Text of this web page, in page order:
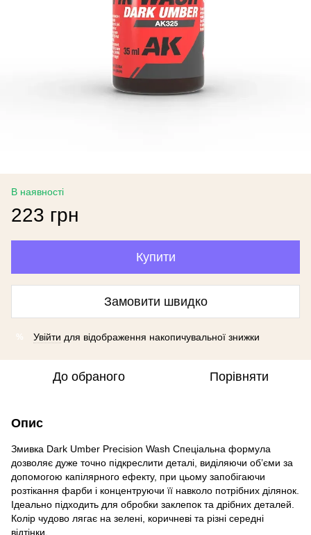
В наявності
223 грн
Купити
Замовити швидко
% Увійти для відображення накопичувальної знижки
До обраного Порівняти
Опис
Змивка Dark Umber Precision Wash Спеціальна формула
дозволяє дуже точно підкреслити деталі, виділяючи об’єми за
допомогою капілярного ефекту, при цьому запобігаючи
розтікання фарби і концентруючи її навколо потрібних ділянок.
Ідеально підходить для обробки заклепок та дрібних деталей.
Колір чудово лягає на зелені, коричневі та різні середні
відтінки.